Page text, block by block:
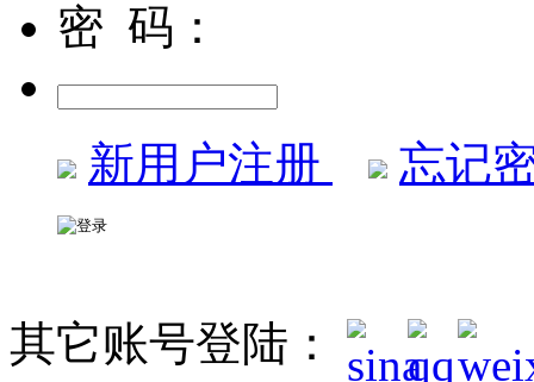
密 码：
新用户注册 忘记
其它账号登陆：